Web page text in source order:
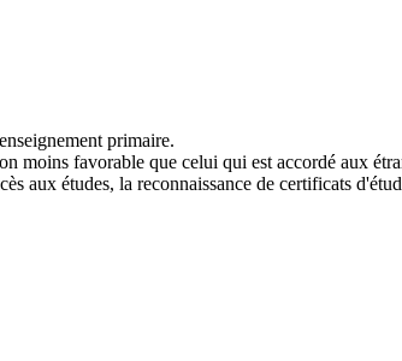
primaire.
favorable que celui qui est accordé aux
aux études, la reconnaissance de certificats